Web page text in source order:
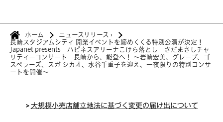
ホーム ニュースリリース ›
長崎スタジアムシティ 開業イベントを締めくくる特別公演が決定！
Japanet presents ハピネスアリーナこけら落とし さだまさしチャ
リティーコンサート 長崎から、能登へ！ ～岩崎宏美、グレープ、ゴ
スペラーズ、スガ シカオ、水谷千重子を迎え、一夜限りの特別コンサ
ートを開催～
>大規模小売店舗立地法に基づく変更の届け出について